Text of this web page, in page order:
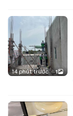
14 phút trước 1